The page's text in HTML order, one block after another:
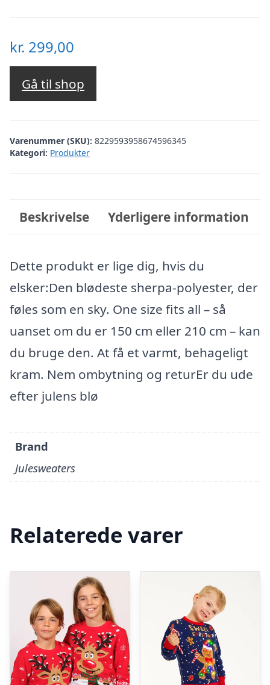
kr. 299,00
Gå til shop
Varenummer (SKU): 8229593958674596345
Kategori: Produkter
Beskrivelse Yderligere information
Dette produkt er lige dig, hvis du
elsker:Den blødeste sherpa-polyester, der
føles som en sky. One size fits all – så
uanset om du er 150 cm eller 210 cm – kan
du bruge den. At få et varmt, behageligt
kram. Nem ombytning og returEr du ude
efter julens blø
Brand
Julesweaters
Relaterede varer